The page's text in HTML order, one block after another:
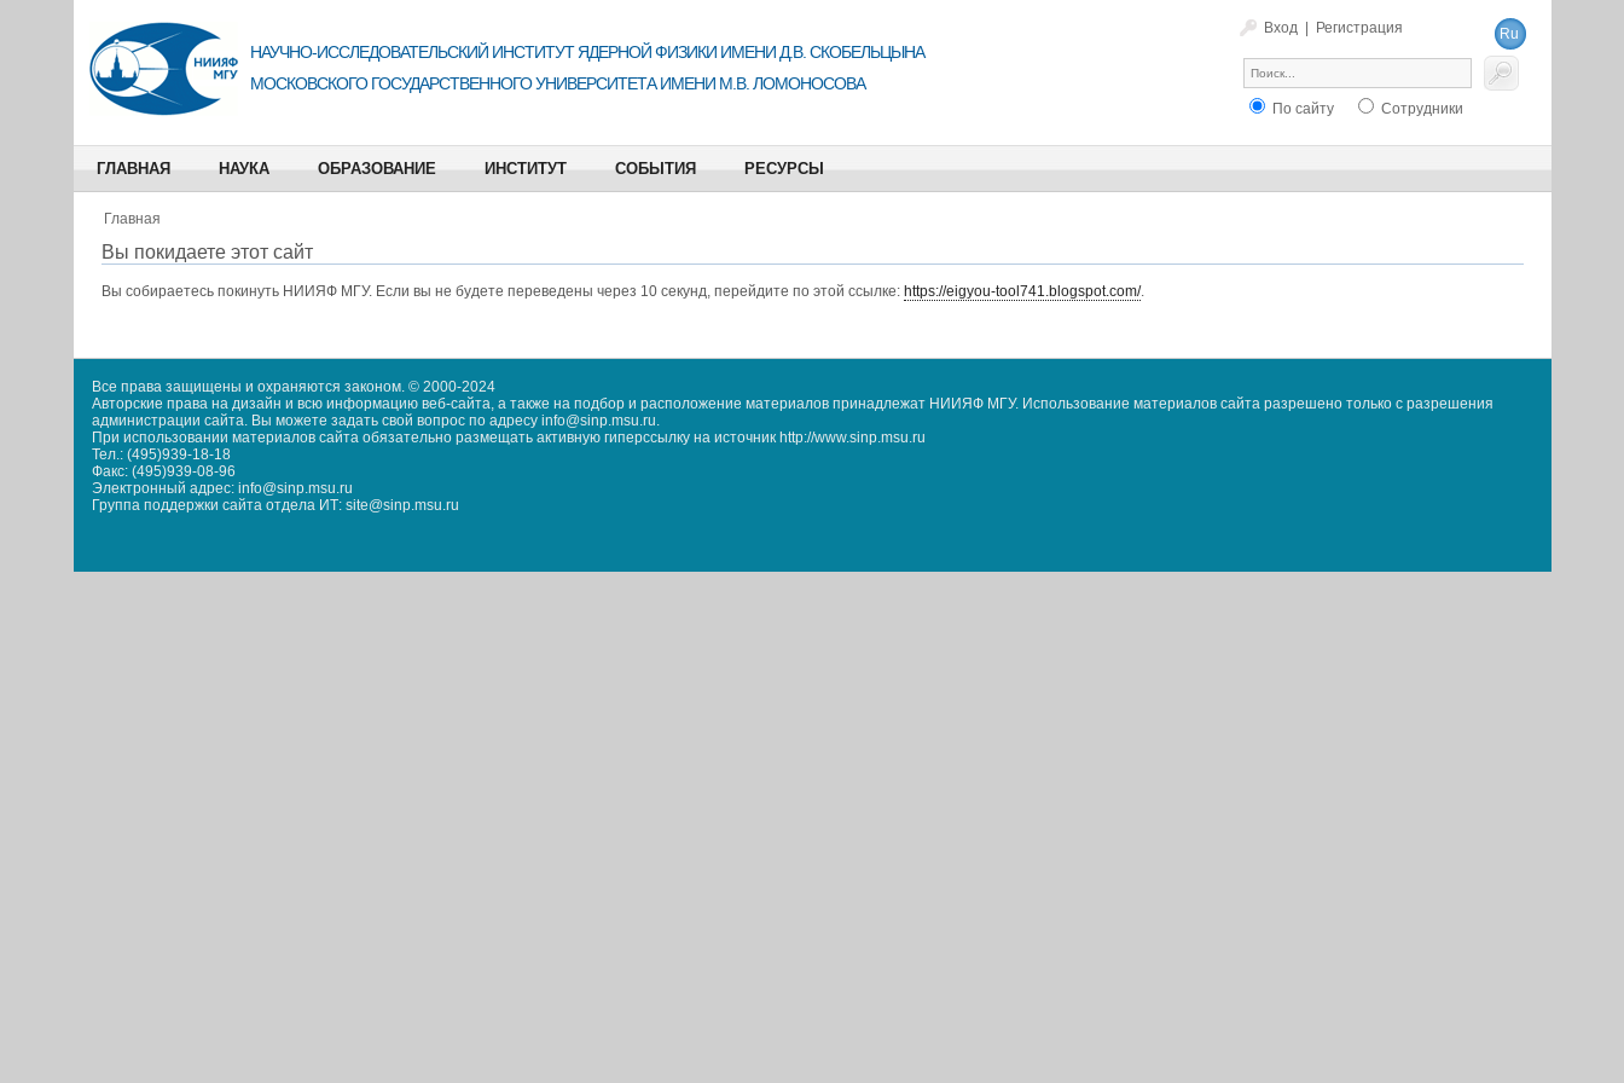
Вход Регистрация
Ru
En
НАУЧНО-ИССЛЕДОВАТЕЛЬСКИЙ ИНСТИТУТ ЯДЕРНОЙ ФИЗИКИ ИМЕНИ Д.В. СКОБЕЛЬЦЫНА
МОСКОВСКОГО ГОСУДАРСТВЕННОГО УНИВЕРСИТЕТА ИМЕНИ М.В. ЛОМОНОСОВА
По сайту Сотрудники
ГЛАВНАЯ НАУКА ОБРАЗОВАНИЕ ИНСТИТУТ СОБЫТИЯ РЕСУРСЫ
Главная
Вы покидаете этот сайт
Вы собираетесь покинуть НИИЯФ МГУ. Если вы не будете переведены через 10 секунд, перейдите по этой ссылке: https://eigyou-tool741.blogspot.com/.
Все права защищены и охраняются законом. © 2000-2024
Авторские права на дизайн и всю информацию веб-сайта, а также на подбор и расположение материалов принадлежат НИИЯФ МГУ. Использование материалов сайта разрешено только с разрешения
администрации сайта. Вы можете задать свой вопрос по адресу info@sinp.msu.ru.
При использовании материалов сайта обязательно размещать активную гиперссылку на источник http://www.sinp.msu.ru
Тел.: (495)939-18-18
Факс: (495)939-08-96
Электронный адрес: info@sinp.msu.ru
Группа поддержки сайта отдела ИТ: site@sinp.msu.ru